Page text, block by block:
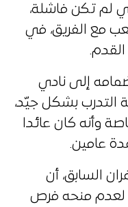
لم تكن فاشلة،
مع الفريق، في
إلى نادي
التدرب بشكل جيّد،
وأنه كان عائدا
عامين.
السابق، أن
لعدم منحه فرص